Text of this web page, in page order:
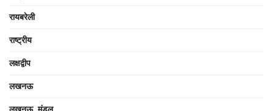
रायबरेली
राष्ट्रीय
लक्षद्वीप
लखनऊ